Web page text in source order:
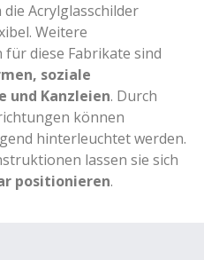
Acrylglasschilder
Weitere
diese Fabrikate sind
soziale
und Kanzleien. Durch
können
hinterleuchtet werden.
lassen sie sich
positionieren.